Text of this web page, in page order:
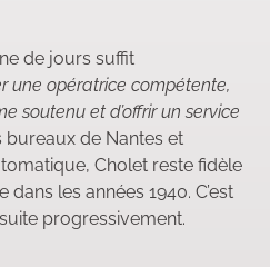
de jours suffit
une opératrice compétente,
soutenu et d’offrir un service
bureaux de Nantes et
Cholet reste fidèle
les années 1940. C’est
progressivement.